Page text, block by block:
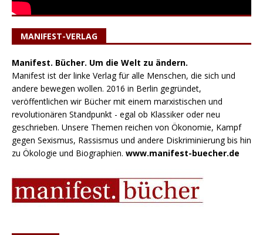
MANIFEST-VERLAG
Manifest. Bücher. Um die Welt zu ändern.
Manifest ist der linke Verlag für alle Menschen, die sich und
andere bewegen wollen. 2016 in Berlin gegründet,
veröffentlichen wir Bücher mit einem marxistischen und
revolutionären Standpunkt - egal ob Klassiker oder neu
geschrieben. Unsere Themen reichen von Ökonomie, Kampf
gegen Sexismus, Rassismus und andere Diskriminierung bis hin
zu Ökologie und Biographien. www.manifest-buecher.de